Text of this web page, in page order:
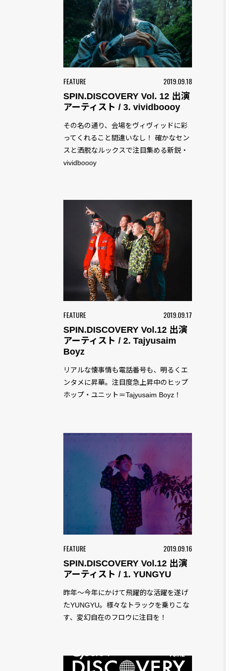
FEATURE 2019.09.18
SPIN.DISCOVERY Vol. 12 出演
アーティスト / 3. vividboooy
その名の通り、会場をヴィヴィッドに彩
ってくれること間違いなし！ 確かなセン
スと洒脱なルックスで注目集める新鋭・
vividboooy
FEATURE 2019.09.17
SPIN.DISCOVERY Vol.12 出演
アーティスト / 2. Tajyusaim
Boyz
リアルな懐事情も電話番号も、明るくエ
ンタメに昇華。注目度急上昇中のヒップ
ホップ・ユニット＝Tajyusaim Boyz！
FEATURE 2019.09.16
SPIN.DISCOVERY Vol.12 出演
アーティスト / 1. YUNGYU
昨年〜今年にかけて飛躍的な活躍を遂げ
たYUNGYU。様々なトラックを乗りこな
す、変幻自在のフロウに注目を！